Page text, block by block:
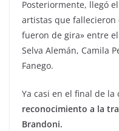
Posteriormente, llegó
artistas que fallecieron
fueron de gira» entre
Selva Alemán, Camila
Fanego.
Ya casi en el final de la
reconocimiento a la
Brandoni.